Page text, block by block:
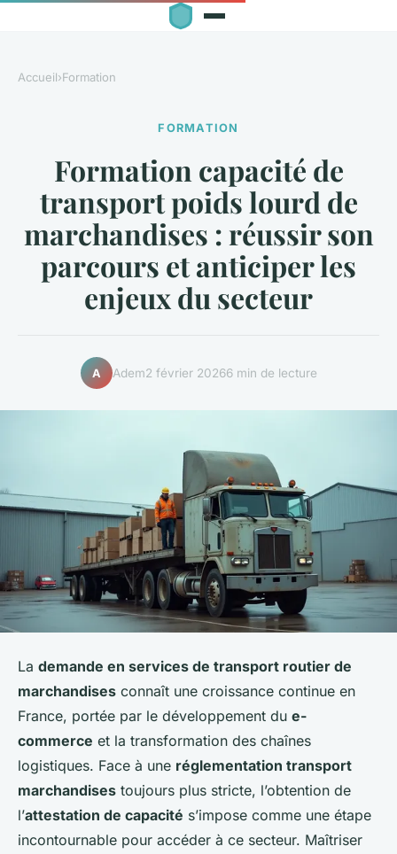
Accueil›Formation
FORMATION
Formation capacité de
transport poids lourd de
marchandises : réussir son
parcours et anticiper les
enjeux du secteur
A Adem2 février 20266 min de lecture
La demande en services de transport routier de
marchandises connaît une croissance continue en
France, portée par le développement du e-
commerce et la transformation des chaînes
logistiques. Face à une réglementation transport
marchandises toujours plus stricte, l’obtention de
l’attestation de capacité s’impose comme une étape
incontournable pour accéder à ce secteur. Maîtriser